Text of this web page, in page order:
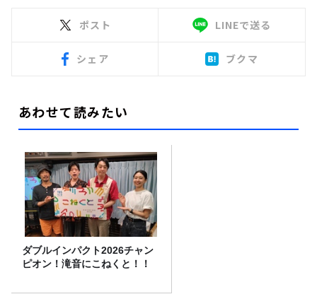
ポスト LINEで送る
シェア ブクマ
あわせて読みたい
ダブルインパクト2026チャン
ピオン！滝音にこねくと！！